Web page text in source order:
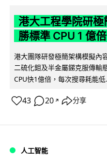
港大工程學院研
勝標準 CPU 1 億倍
港大團隊研發極簡架構模擬內
二硫化鉬及半金屬銻克服傳輸
CPU快1億倍，每次搜尋耗能低
43 20 ↗ 分享
人工智能